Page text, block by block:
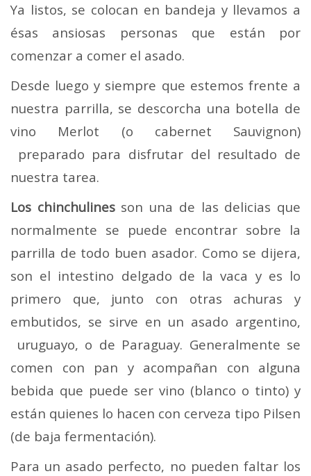
Ya listos, se colocan en bandeja y llevamos a
ésas ansiosas personas que están por
comenzar a comer el asado.
Desde luego y siempre que estemos frente a
nuestra parrilla, se descorcha una botella de
vino Merlot (o cabernet Sauvignon)
preparado para disfrutar del resultado de
nuestra tarea.
Los chinchulinesson una de las delicias que
normalmente se puede encontrar sobre la
parrilla de todo buen asador. Como se dijera,
son el intestino delgado de la vaca y es lo
primero que, junto con otras achuras y
embutidos, se sirve en un asado argentino,
uruguayo, o de Paraguay. Generalmente se
comen con pan y acompañan con alguna
bebida que puede ser vino (blanco o tinto) y
están quienes lo hacen con cerveza tipo Pilsen
(de baja fermentación).
Para un asado perfecto, no pueden faltar los